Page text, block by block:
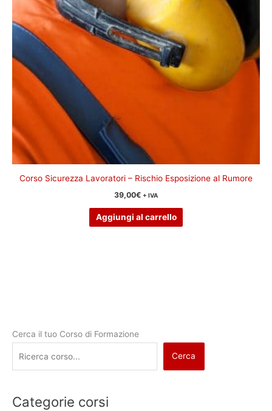
Corso Sicurezza Lavoratori – Rischio Esposizione al Rumore
39,00€ + IVA
Aggiungi al carrello
Cerca il tuo Corso di Formazione
Cerca
Categorie corsi